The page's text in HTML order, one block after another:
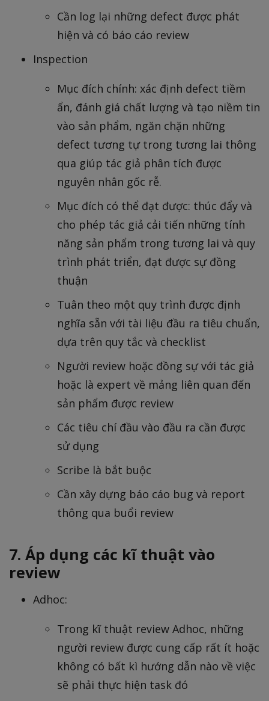
Cần log lại những defect được phát
hiện và có báo cáo review
Inspection
Mục đích chính: xác định defect tiềm
ẩn, đánh giá chất lượng và tạo niềm tin
vào sản phẩm, ngăn chặn những
defect tương tự trong tương lai thông
qua giúp tác giả phân tích được
nguyên nhân gốc rễ.
Mục đích có thể đạt được: thúc đẩy và
cho phép tác giả cải tiến những tính
năng sản phẩm trong tương lai và quy
trình phát triển, đạt được sự đồng
thuận
Tuân theo một quy trình được định
nghĩa sẵn với tài liệu đầu ra tiêu chuẩn,
dựa trên quy tắc và checklist
Người review hoặc đồng sự với tác giả
hoặc là expert về mảng liên quan đến
sản phẩm được review
Các tiêu chí đầu vào đầu ra cần được
sử dụng
Scribe là bắt buộc
Cần xây dựng báo cáo bug và report
thông qua buổi review
7. Áp dụng các kĩ thuật vào
review
Adhoc:
Trong kĩ thuật review Adhoc, những
người review được cung cấp rất ít hoặc
không có bất kì hướng dẫn nào về việc
sẽ phải thực hiện task đó